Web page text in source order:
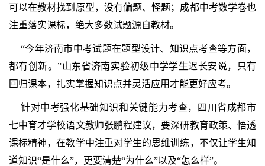
可以在教材找到原型，没有偏题、怪题；成都中考数学卷也
注重落实课标，绝大多数试题源自教材。
“今年济南市中考试题在题型设计、知识点考查等方面，
都有创新。”山东省济南实验初级中学学生迟长安说，只有
回归课本，扎实掌握知识点并灵活应用才能更好应考。
针对中考强化基础知识和关键能力考查，四川省成都市
七中育才学校语文教师张鹏程建议，要深研教育政策、悟透
课标精神，在教学中注重对学生的思维训练，不仅让学生知
道知识“是什么”，更要清楚“为什么”以及“怎么样”。